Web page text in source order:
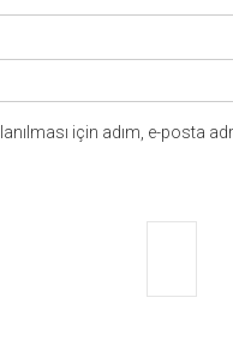
için adım, e-posta